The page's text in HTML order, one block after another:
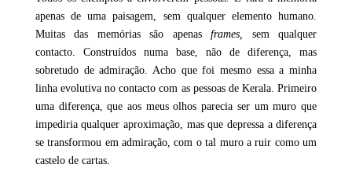
apenas de uma paisagem, sem qualquer elemento humano.
Muitas das memórias são apenasframes, sem qualquer
contacto. Construídos numa base, não de diferença, mas
sobretudo de admiração. Acho que foi mesmo essa a minha
linha evolutiva no contacto com as pessoas de Kerala. Primeiro
uma diferença, que aos meus olhos parecia ser um muro que
impediria qualquer aproximação, mas que depressa a diferença
se transformou em admiração, com o tal muro a ruir como um
castelo de cartas.